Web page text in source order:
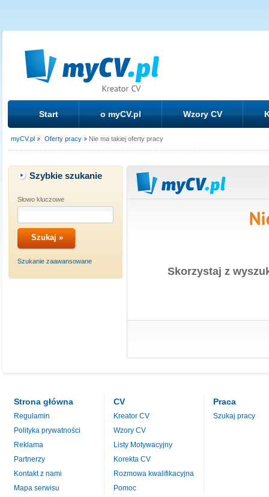
Start o myCV.pl Wzory CV
myCV.pl Oferty pracy Nie ma takiej oferty pracy
Szybkie szukanie
Słowo kluczowe
Szukanie zaawansowane
Skorzystaj z
Strona główna
Regulamin
Polityka prywatności
Reklama
Partnerzy
Kontakt z nami
Mapa serwisu
CV
Kreator CV
Wzory CV
Listy Motywacyjny
Korekta CV
Rozmowa kwalifikacyjna
Pomoc
Praca
Szukaj pracy